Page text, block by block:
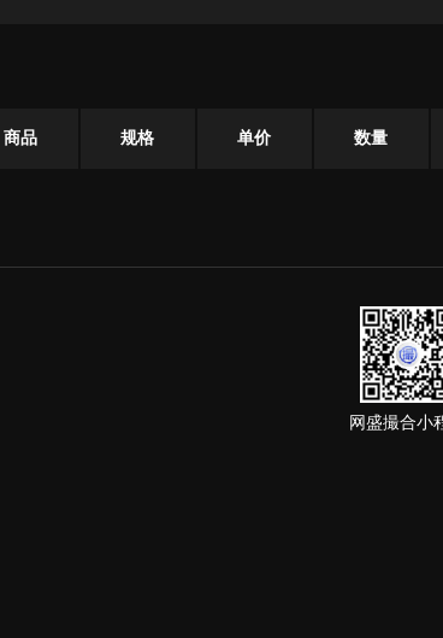
商品 规格 单价 数量
网盛撮合小